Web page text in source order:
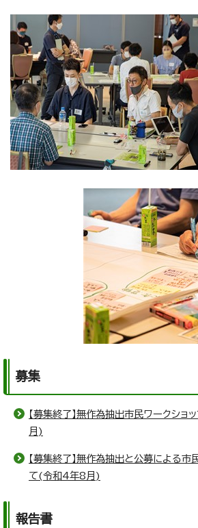
募集
【募集終了】無作為抽出市民ワークシ
月)
【募集終了】無作為抽出と公募による市
て(令和4年8月)
報告書